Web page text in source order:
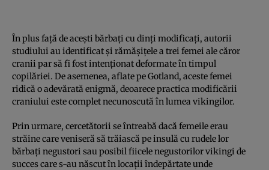
În plus față de acești bărbați cu dinți modificați, autorii
studiului au identificat și rămășițele a trei femei ale căror
cranii par să fi fost intenționat deformate în timpul
copilăriei. De asemenea, aflate pe Gotland, aceste femei
ridică o adevărată enigmă, deoarece practica modificării
craniului este complet necunoscută în lumea vikingilor.
Prin urmare, cercetătorii se întreabă dacă femeile erau
străine care veniseră să trăiască pe insulă cu rudele lor
bărbați negustori sau posibil fiicele negustorilor vikingi de
succes care s-au născut în locații îndepărtate unde